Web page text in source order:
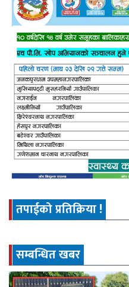
तपाईको प्रतिक्रिया !
सम्बन्धित खबर